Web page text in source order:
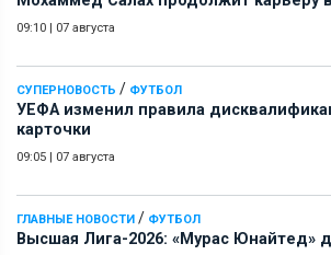
09:10 | 07 августа
СУПЕРНОВОСТЬ / ФУТБОЛ
УЕФА изменил правила
карточки
09:05 | 07 августа
ГЛАВНЫЕ НОВОСТИ / ФУТБОЛ
Высшая Лига-2026: «Мурас Юнайтед»